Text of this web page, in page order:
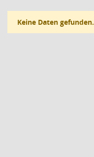
Keine Daten gefunden.